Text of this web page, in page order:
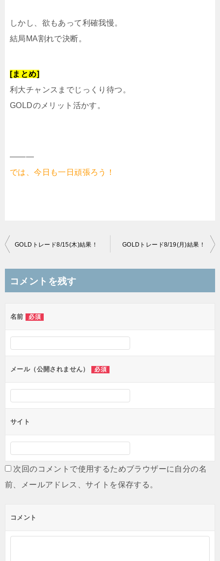
しかし、欲もあって利確我慢。
結局MA割れで決断。
[まとめ]
利大チャンスまでじっくり待つ。
GOLDのメリット活かす。
———
では、今日も一日頑張ろう！
投
ビ
ー
シ
ョ
ン
GOLDトレード8/15(木)結果！ GOLDトレード8/19(月)結果！
コメントを残す
名前 必須
メール（公開されません） 必須
サイト
次回のコメントで使用するためブラウザーに自分の名
前、メールアドレス、サイトを保存する。
コメント